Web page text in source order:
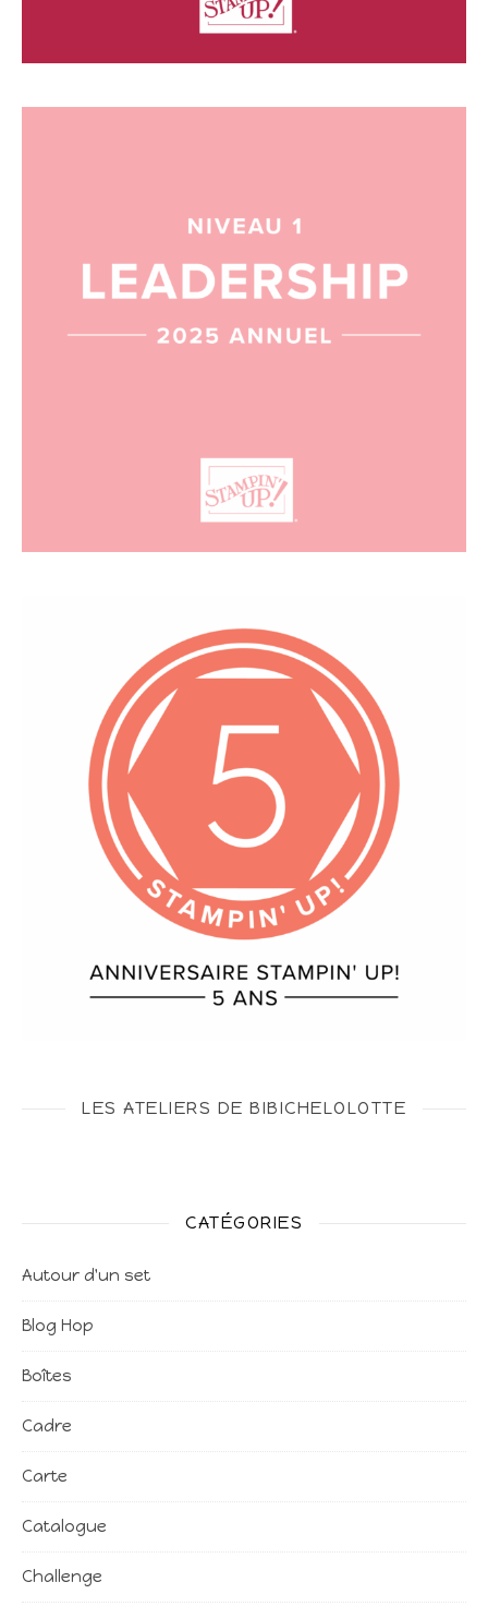
LES ATELIERS DE BIBICHELOLOTTE
CATÉGORIES
Autour d'un set
Blog Hop
Boîtes
Cadre
Carte
Catalogue
Challenge